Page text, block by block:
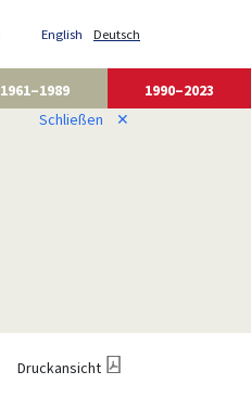
English Deutsch
1961–1989
1990–2023
Schließen ✕
Druckansicht